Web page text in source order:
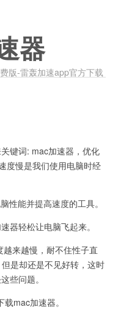
器
版-雷轰加速app官方下载
键词: mac加速器，优化
度慢是我们使用电脑时经
能并提高速度的工具。
轻松让电脑飞起来。
来越慢，耐不住性子直
是却还是不见好转，这时
些问题。
mac加速器。